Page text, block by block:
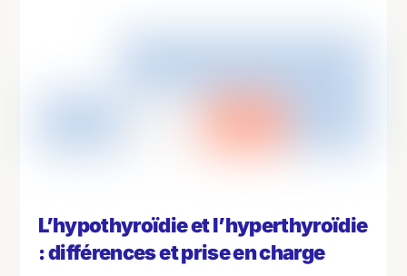
L’hypothyroïdie et l’hyperthyroïdie
: différences et prise en charge